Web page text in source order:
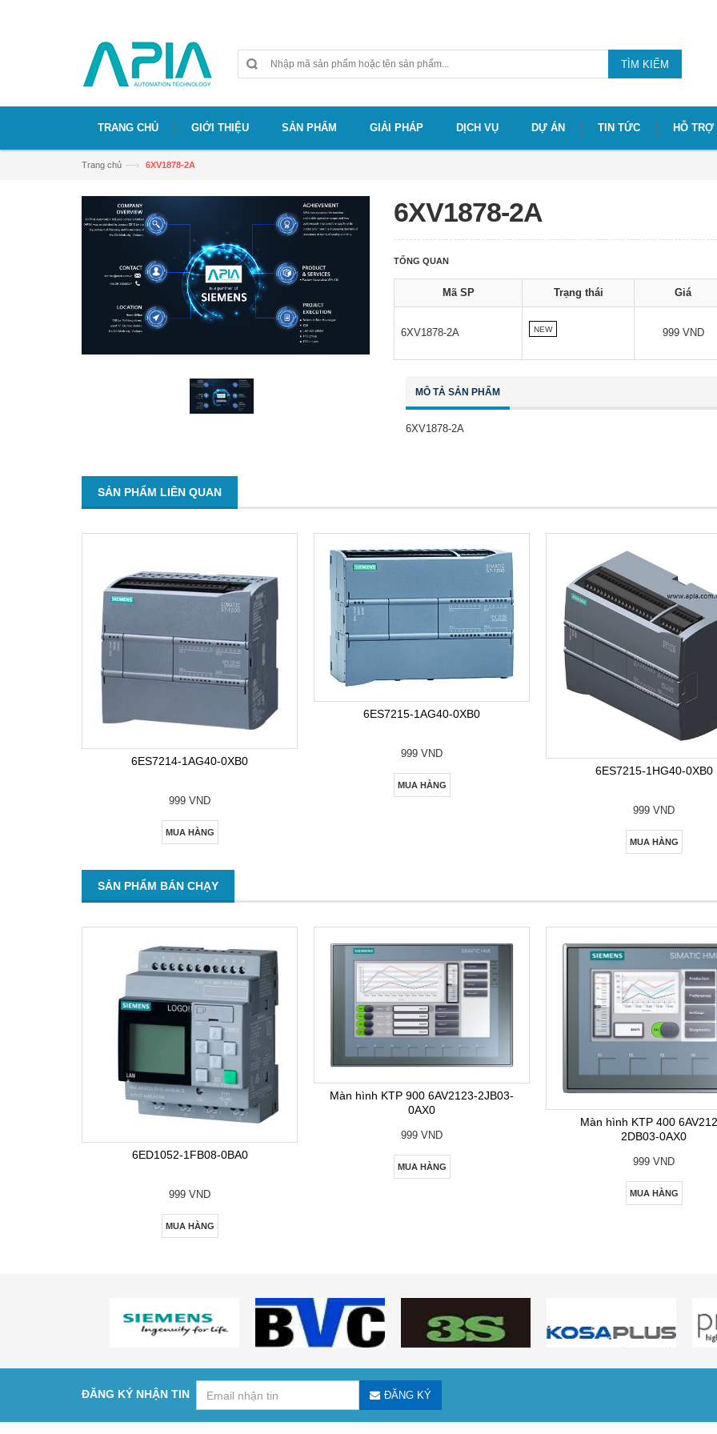
TÌM KIẾM
TRANG CHỦ GIỚI THIỆU SẢN PHẨM GIẢI PHÁP DỊCH VỤ DỰ ÁN TIN TỨC HỖ TRỢ
Trang chủ —› 6XV1878-2A
6XV1878-2A
TỔNG QUAN
Mã SP Trạng thái Giá
6XV1878-2A NEW 999 VND
MÔ TẢ SẢN PHẨM
6XV1878-2A
SẢN PHẨM LIÊN QUAN
6ES7214-1AG40-0XB0
999 VND
MUA HÀNG
6ES7215-1AG40-0XB0
999 VND
MUA HÀNG
6ES7215-1HG40-0XB0
999 VND
MUA HÀNG
SẢN PHẨM BÁN CHẠY
6ED1052-1FB08-0BA0
999 VND
MUA HÀNG
Màn hình KTP 900 6AV2123-2JB03-
0AX0
999 VND
MUA HÀNG
Màn hình KTP 400
2DB03-0AX0
999 VND
MUA HÀNG
ĐĂNG KÝ NHẬN TIN ĐĂNG KÝ